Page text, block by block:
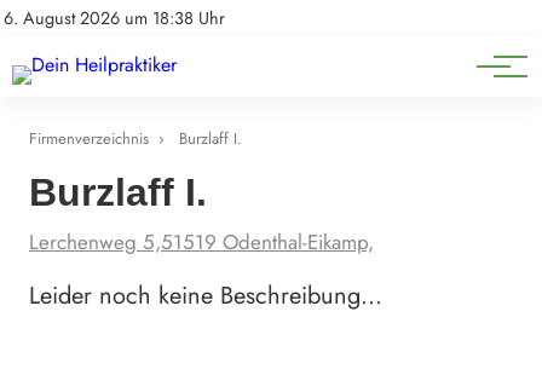
6. August 2026 um 18:38 Uhr
Impressum
Natürliche Medizin
Heilpflanzen & Kräuterkunde
Firmenverzeichnis › Burzlaff I.
Burzlaff I.
Lerchenweg 5,51519 Odenthal-Eikamp,
Leider noch keine Beschreibung…